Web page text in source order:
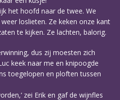
het hoofd naar de twee. We
loslieten. Ze keken onze kant
te kijken. Ze lachten, balorig.
dus zij moesten zich
keek naar me en knipoogde
toegelopen en ploften tussen
zei Erik en gaf de wijnfles